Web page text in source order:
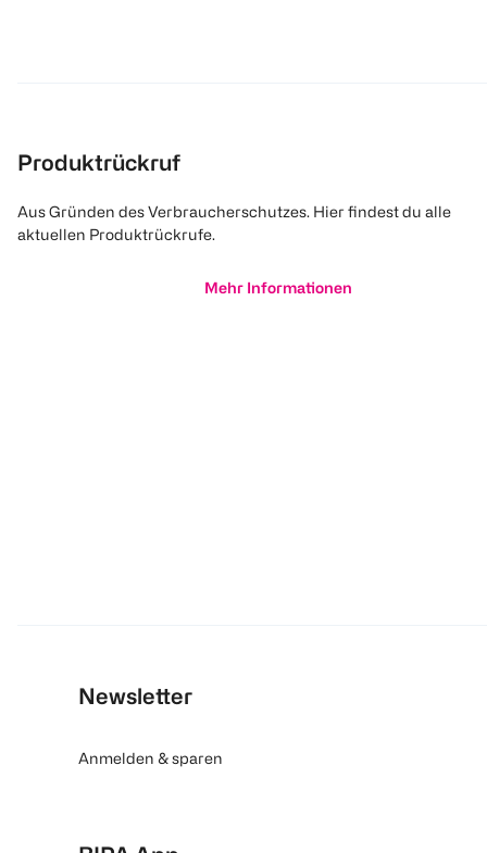
Produktrückruf
Aus Gründen des Verbraucherschutzes. Hier findest du alle
aktuellen Produktrückrufe.
Mehr Informationen
Newsletter
Anmelden & sparen